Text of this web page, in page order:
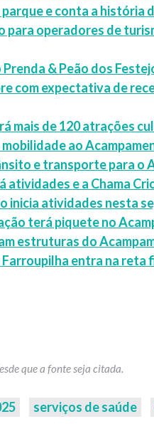
e conta a história
operadores de
& Peão dos
com expectativa de
mais de 120 atrações
mobilidade ao
e transporte para o
e a Chama
inicia atividades nesta
terá piquete no
estruturas do
entra na reta
serviços de saúde